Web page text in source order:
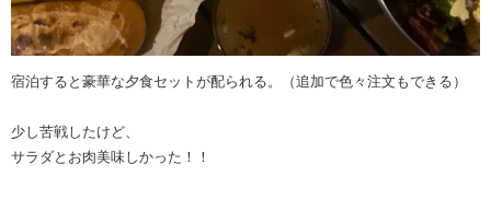
宿泊すると豪華な夕食セットが配られる。（追加で色々注文もできる）
少し苦戦したけど、
サラダとお肉美味しかった！！